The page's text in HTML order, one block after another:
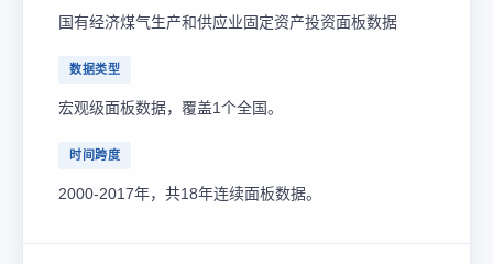
国有经济煤气生产和供应业固定资产投资面板数据
数据类型
宏观级面板数据，覆盖1个全国。
时间跨度
2000-2017年，共18年连续面板数据。